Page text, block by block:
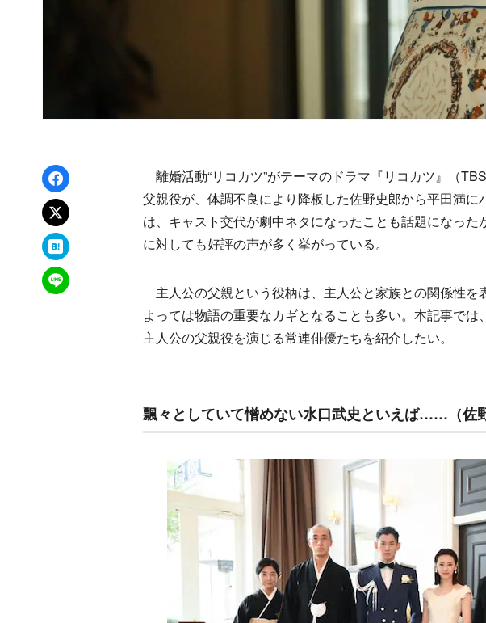
Facebookでシェア
xでポスト
はてなブックマーク
LINEで送る
離婚活動“リコカツ”がテーマのドラマ『リコカツ』（
父親役が、体調不良により降板した佐野史郎から平田満
は、キャスト交代が劇中ネタになったことも話題になっ
に対しても好評の声が多く挙がっている。
主人公の父親という役柄は、主人公と家族との関係性を
よっては物語の重要なカギとなることも多い。本記事では
主人公の父親役を演じる常連俳優たちを紹介したい。
飄々としていて憎めない水口武史といえば……（佐